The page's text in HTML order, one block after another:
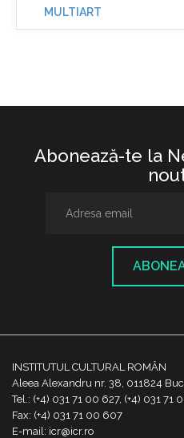
MULTIART
Abonează-te la
INSTITUTUL CULTURAL ROMÂN
Aleea Alexandru nr. 38, 011824
Tel.: (+4) 031 71 00 627, (+4) 031 71
Fax: (+4) 031 71 00 607
E-mail: icr@icr.ro